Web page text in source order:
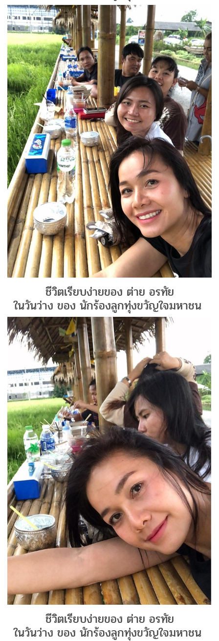
ชีวิตเรียบง่ายของ ต่าย อรทัย
ในวันว่าง ของ นักร้องลูกทุ่งขวัญใจมหาชน
ชีวิตเรียบง่ายของ ต่าย อรทัย
ในวันว่าง ของ นักร้องลูกทุ่งขวัญใจมหาชน